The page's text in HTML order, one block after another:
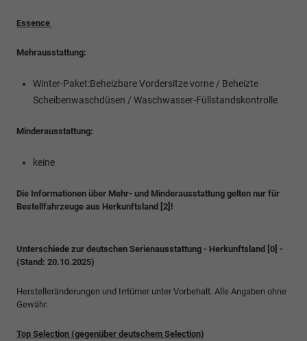
Essence
Mehrausstattung:
Winter-Paket:Beheizbare Vordersitze vorne / Beheizte
Scheibenwaschdüsen / Waschwasser-Füllstandskontrolle
Minderausstattung:
keine
Die Informationen über Mehr- und Minderausstattung gelten nur für
Bestellfahrzeuge aus Herkunftsland [2]!
Unterschiede zur deutschen Serienausstattung - Herkunftsland [0] -
(Stand: 20.10.2025)
Herstelleränderungen und Irrtümer unter Vorbehalt. Alle Angaben ohne
Gewähr.
Top Selection (gegenüber deutschem Selection)